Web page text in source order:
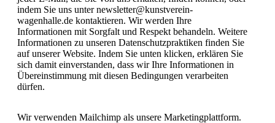
indem Sie uns unter newsletter@kunstverein-
wagenhalle.de kontaktieren. Wir werden Ihre
Informationen mit Sorgfalt und Respekt behandeln. Weitere
Informationen zu unseren Datenschutzpraktiken finden Sie
auf unserer Website. Indem Sie unten klicken, erklären Sie
sich damit einverstanden, dass wir Ihre Informationen in
Übereinstimmung mit diesen Bedingungen verarbeiten
dürfen.
Wir verwenden Mailchimp als unsere Marketingplattform.